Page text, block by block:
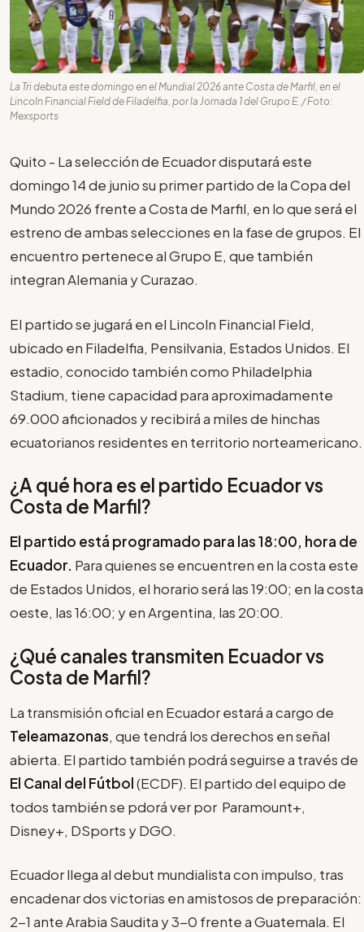
La Tri debuta este domingo en el Mundial 2026 ante Costa de Marfil, en el
Lincoln Financial Field de Filadelfia, por la Jornada 1 del Grupo E. / Foto:
Mexsports
Quito - La selección de Ecuador disputará este
domingo 14 de junio su primer partido de la Copa del
Mundo 2026 frente a Costa de Marfil, en lo que será el
estreno de ambas selecciones en la fase de grupos. El
encuentro pertenece al Grupo E, que también
integran Alemania y Curazao.
El partido se jugará en el Lincoln Financial Field,
ubicado en Filadelfia, Pensilvania, Estados Unidos. El
estadio, conocido también como Philadelphia
Stadium, tiene capacidad para aproximadamente
69.000 aficionados y recibirá a miles de hinchas
ecuatorianos residentes en territorio norteamericano.
¿A qué hora es el partido Ecuador vs
Costa de Marfil?
El partido está programado para las 18:00, hora de
Ecuador. Para quienes se encuentren en la costa este
de Estados Unidos, el horario será las 19:00; en la costa
oeste, las 16:00; y en Argentina, las 20:00.
¿Qué canales transmiten Ecuador vs
Costa de Marfil?
La transmisión oficial en Ecuador estará a cargo de
Teleamazonas, que tendrá los derechos en señal
abierta. El partido también podrá seguirse a través de
El Canal del Fútbol(ECDF). El partido del equipo de
todos también se pdorá ver por Paramount+,
Disney+, DSports y DGO.
Ecuador llega al debut mundialista con impulso, tras
encadenar dos victorias en amistosos de preparación:
2-1 ante Arabia Saudita y 3-0 frente a Guatemala. El